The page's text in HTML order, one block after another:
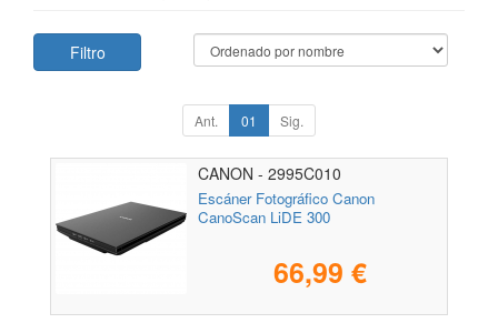
Filtro
Ant. 01 Sig.
CANON - 2995C010
Escáner Fotográfico Canon
CanoScan LiDE 300
66,99 €